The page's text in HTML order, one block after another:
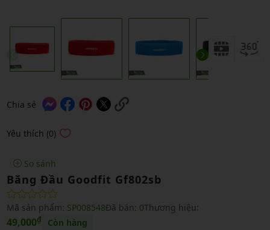
Chia sẻ
Yêu thích (0)
So sánh
Băng Đầu Goodfit Gf802sb
Mã sản phẩm: SP008548Đã bán: 0Thương hiệu:
49,000₫ Còn hàng